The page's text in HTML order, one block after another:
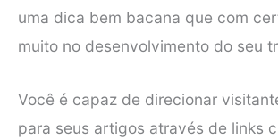
uma dica bem bacana que com
muito no desenvolvimento do seu
Você é capaz de direcionar
para seus artigos através de links